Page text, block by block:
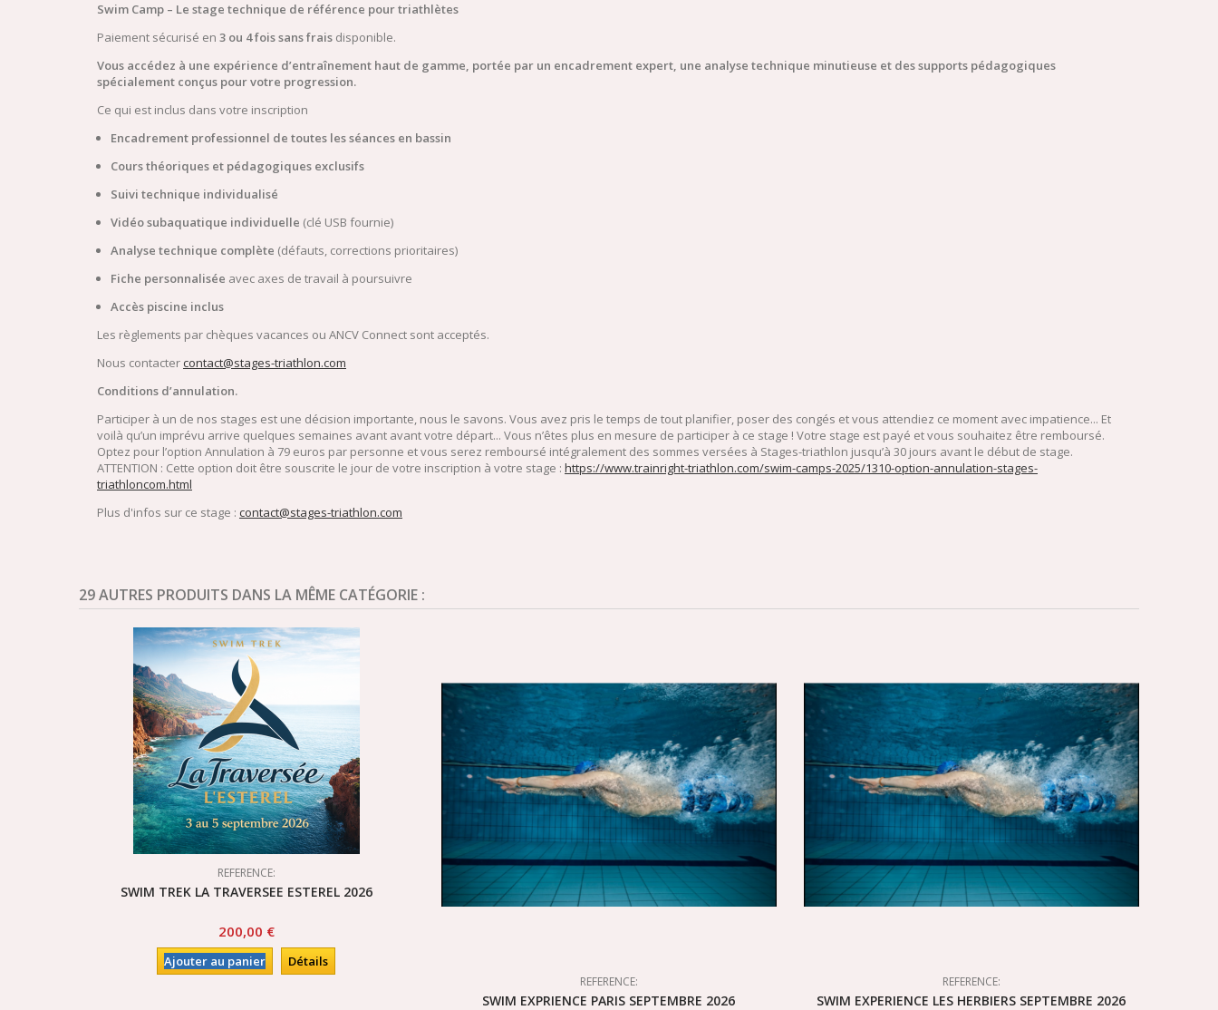
Swim Camp – Le stage technique de référence pour triathlètes
Paiement sécurisé en 3 ou 4 fois sans frais disponible.
Vous accédez à une expérience d’entraînement haut de gamme, portée par un encadrement expert, une analyse technique minutieuse et des supports pédagogiques
spécialement conçus pour votre progression.
Ce qui est inclus dans votre inscription
Encadrement professionnel de toutes les séances en bassin
Cours théoriques et pédagogiques exclusifs
Suivi technique individualisé
Vidéo subaquatique individuelle (clé USB fournie)
Analyse technique complète (défauts, corrections prioritaires)
Fiche personnalisée avec axes de travail à poursuivre
Accès piscine inclus
Les règlements par chèques vacances ou ANCV Connect sont acceptés.
Nous contacter contact@stages-triathlon.com
Conditions d’annulation.
Participer à un de nos stages est une décision importante, nous le savons. Vous avez pris le temps de tout planifier, poser des congés et vous attendiez ce moment avec impatience... Et
voilà qu’un imprévu arrive quelques semaines avant avant votre départ... Vous n’êtes plus en mesure de participer à ce stage ! Votre stage est payé et vous souhaitez être remboursé.
Optez pour l’option Annulation à 79 euros par personne et vous serez remboursé intégralement des sommes versées à Stages-triathlon jusqu’à 30 jours avant le début de stage.
ATTENTION : Cette option doit être souscrite le jour de votre inscription à votre stage : https://www.trainright-triathlon.com/swim-camps-2025/1310-option-annulation-stages-
triathloncom.html
Plus d'infos sur ce stage : contact@stages-triathlon.com
29 AUTRES PRODUITS DANS LA MÊME CATÉGORIE :
REFERENCE:
SWIM TREK LA TRAVERSEE ESTEREL 2026
200,00 €
Ajouter au panier Détails
REFERENCE:
SWIM EXPRIENCE PARIS SEPTEMBRE 2026
REFERENCE:
SWIM EXPERIENCE LES HERBIERS SEPTEMBRE 2026